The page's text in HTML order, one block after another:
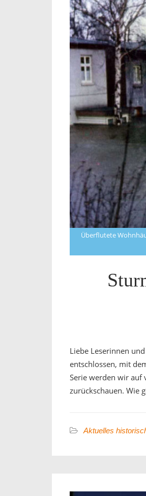
Überflutete
Liebe Leserinnen
entschlossen, mit
Serie werden wir auf
zurückschauen. Wie
Aktuelles